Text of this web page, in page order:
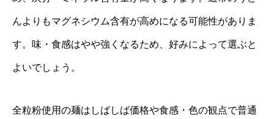
んよりもマグネシウム含有が高めになる可能性がありま
す。味・食感はやや強くなるため、好みによって選ぶと
よいでしょう。
全粒粉使用の麺はしばしば価格や食感・色の観点で普通